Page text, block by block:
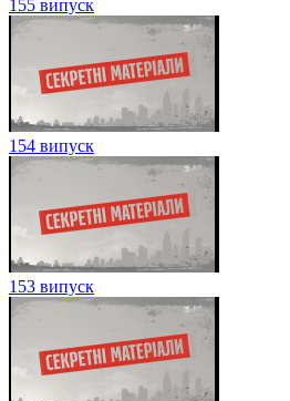
155 випуск
154 випуск
153 випуск